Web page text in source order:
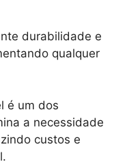
durabilidade e
qualquer
é um dos
a necessidade
custos e